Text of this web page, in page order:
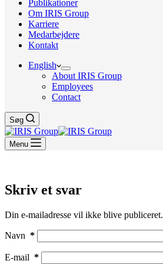
Publikationer
Om IRIS Group
Karriere
Medarbejdere
Kontakt
English
About IRIS Group
Employees
Contact
Søg
Menu
Skriv et svar
Din e-mailadresse vil ikke blive publiceret.
Navn *
E-mail *